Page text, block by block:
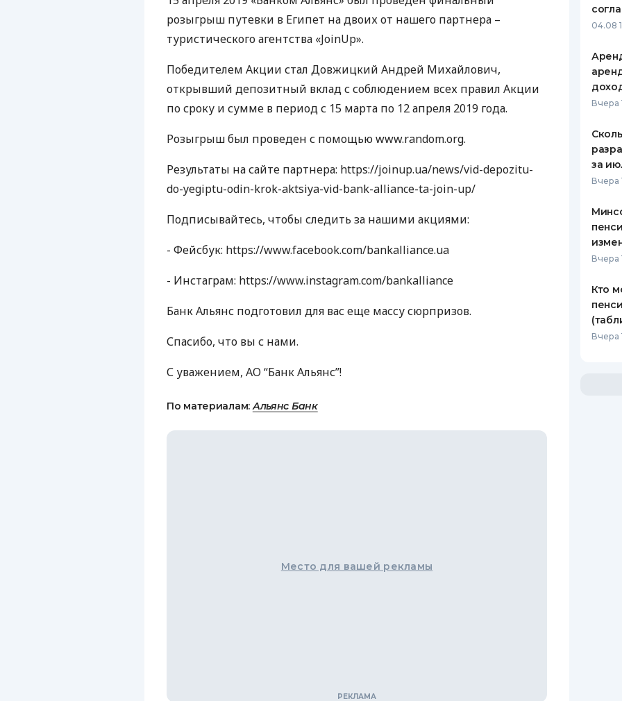
ЕЖЕМЕСЯЧНЫЙ ОБЗОР
БАНКОВСКИМ КАРТАМ
ВСЕ
розыгрыш путевки в Египет на двоих от нашего партнера –
туристического агентства «JoinUp».
Победителем Акции стал Довжицкий Андрей Михайлович,
открывший депозитный вклад с соблюдением всех правил Акции
по сроку и сумме в период с 15 марта по 12 апреля 2019 года.
Розыгрыш был проведен с помощью www.random.org.
Результаты на сайте партнера: https://joinup.ua/news/vid-depozitu-
do-yegiptu-odin-krok-aktsiya-vid-bank-alliance-ta-join-up/
Подписывайтесь, чтобы следить за нашими акциями:
- Фейсбук: https://www.facebook.com/bankalliance.ua
- Инстаграм: https://www.instagram.com/bankalliance
Банк Альянс подготовил для вас еще массу сюрпризов.
Спасибо, что вы с нами.
С уважением, АО “Банк Альянс”!
По материалам:Альянс Банк
Место для вашей рекламы
04.08
Вчера
за
Вчера
Вчера
Кто
Вчера